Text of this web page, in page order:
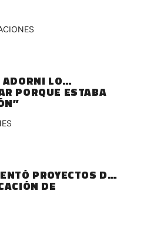
LO
PORQUE ESTABA
PROYECTOS DE
DE